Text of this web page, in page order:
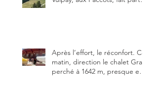
Après l’effort, le réconfort. Ce
matin, direction le chalet Grat
perché à 1642 m, presque en